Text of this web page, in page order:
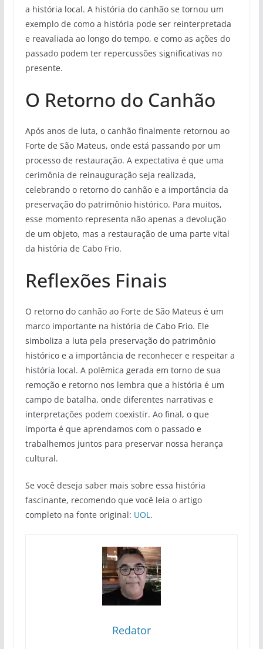
a história local. A história do canhão se tornou um
exemplo de como a história pode ser reinterpretada
e reavaliada ao longo do tempo, e como as ações do
passado podem ter repercussões significativas no
presente.
O Retorno do Canhão
Após anos de luta, o canhão finalmente retornou ao
Forte de São Mateus, onde está passando por um
processo de restauração. A expectativa é que uma
cerimônia de reinauguração seja realizada,
celebrando o retorno do canhão e a importância da
preservação do patrimônio histórico. Para muitos,
esse momento representa não apenas a devolução
de um objeto, mas a restauração de uma parte vital
da história de Cabo Frio.
Reflexões Finais
O retorno do canhão ao Forte de São Mateus é um
marco importante na história de Cabo Frio. Ele
simboliza a luta pela preservação do patrimônio
histórico e a importância de reconhecer e respeitar a
história local. A polêmica gerada em torno de sua
remoção e retorno nos lembra que a história é um
campo de batalha, onde diferentes narrativas e
interpretações podem coexistir. Ao final, o que
importa é que aprendamos com o passado e
trabalhemos juntos para preservar nossa herança
cultural.
Se você deseja saber mais sobre essa história
fascinante, recomendo que você leia o artigo
completo na fonte original: UOL.
Redator